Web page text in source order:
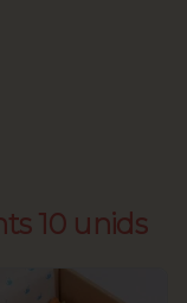
10 unids